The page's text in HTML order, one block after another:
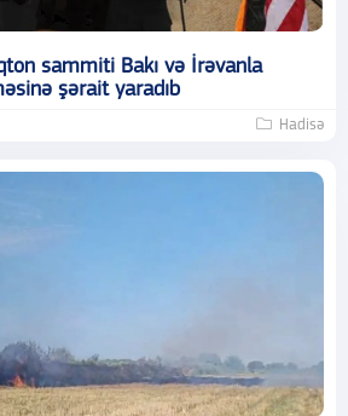
sammiti Bakı və İrəvanla
şərait yaradıb
Hadisə